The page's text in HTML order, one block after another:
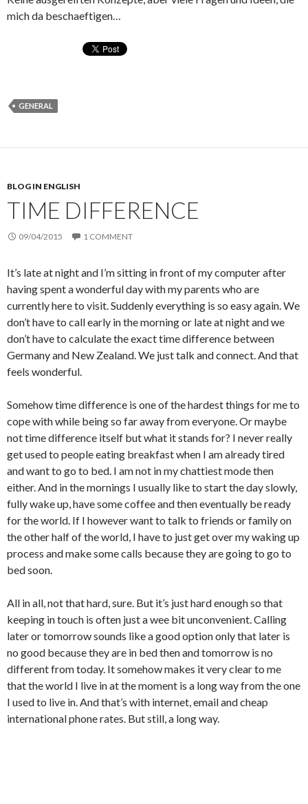
mich da beschaeftigen…
GENERAL
BLOG IN ENGLISH
TIME DIFFERENCE
09/04/2015 1 COMMENT
It’s late at night and I’m sitting in front of my computer after
having spent a wonderful day with my parents who are
currently here to visit. Suddenly everything is so easy again. We
don’t have to call early in the morning or late at night and we
don’t have to calculate the exact time difference between
Germany and New Zealand. We just talk and connect. And that
feels wonderful.
Somehow time difference is one of the hardest things for me to
cope with while being so far away from everyone. Or maybe
not time difference itself but what it stands for? I never really
get used to people eating breakfast when I am already tired
and want to go to bed. I am not in my chattiest mode then
either. And in the mornings I usually like to start the day slowly,
fully wake up, have some coffee and then eventually be ready
for the world. If I however want to talk to friends or family on
the other half of the world, I have to just get over my waking up
process and make some calls because they are going to go to
bed soon.
All in all, not that hard, sure. But it’s just hard enough so that
keeping in touch is often just a wee bit unconvenient. Calling
later or tomorrow sounds like a good option only that later is
no good because they are in bed then and tomorrow is no
different from today. It somehow makes it very clear to me
that the world I live in at the moment is a long way from the one
I used to live in. And that’s with internet, email and cheap
international phone rates. But still, a long way.